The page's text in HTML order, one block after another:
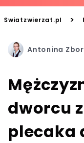
Swiatzwierzat.pl >
Antonina
dworcu
plecaka